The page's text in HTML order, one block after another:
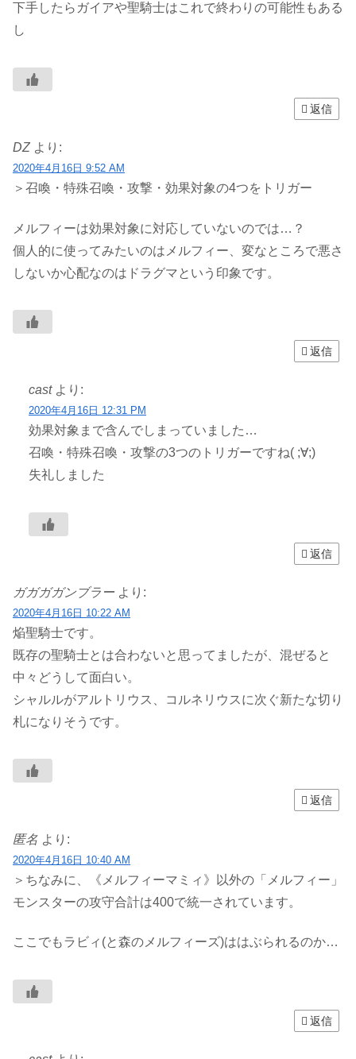
下手したらガイアや聖騎士はこれで終わりの可能性もある
し
返信
DZ より:
2020年4月16日 9:52 AM
＞召喚・特殊召喚・攻撃・効果対象の4つをトリガー
メルフィーは効果対象に対応していないのでは…？
個人的に使ってみたいのはメルフィー、変なところで悪さ
しないか心配なのはドラグマという印象です。
返信
cast より:
2020年4月16日 12:31 PM
効果対象まで含んでしまっていました…
召喚・特殊召喚・攻撃の3つのトリガーですね( ;∀;)
失礼しました
返信
ガガガガンブラー より:
2020年4月16日 10:22 AM
焔聖騎士です。
既存の聖騎士とは合わないと思ってましたが、混ぜると
中々どうして面白い。
シャルルがアルトリウス、コルネリウスに次ぐ新たな切り
札になりそうです。
返信
匿名 より:
2020年4月16日 10:40 AM
＞ちなみに、《メルフィーマミィ》以外の「メルフィー」
モンスターの攻守合計は400で統一されています。
ここでもラビィ(と森のメルフィーズ)ははぶられるのか…
返信